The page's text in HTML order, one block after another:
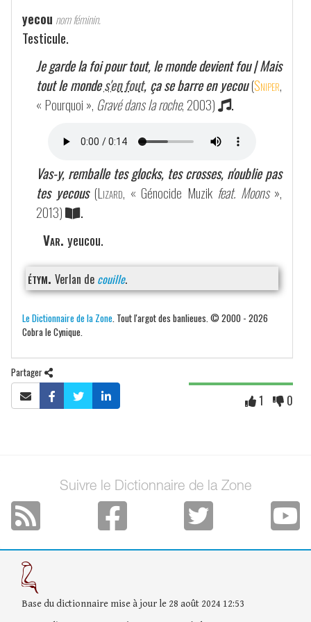
yecou nom féminin.
Testicule.
Je garde la foi pour tout, le monde devient fou | Mais
tout le mondes'en fout, ça se barre en yecou (Sniper,
« Pourquoi », Gravé dans la roche, 2003) .
Vas-y, remballe tes glocks, tes crosses, n'oublie pas
tes yecous (Lizard, « Génocide Muzik feat. Moons»,
2013)
.
Var. yeucou.
étym. Verlan de couille.
Le Dictionnaire de la Zone . Tout l'argot des banlieues. © 2000 - 2026
Cobra le Cynique.
Partager
1 0
Suivre le Dictionnaire de la Zone
Base du dictionnaire mise à jour le 28 août 2024 12:53